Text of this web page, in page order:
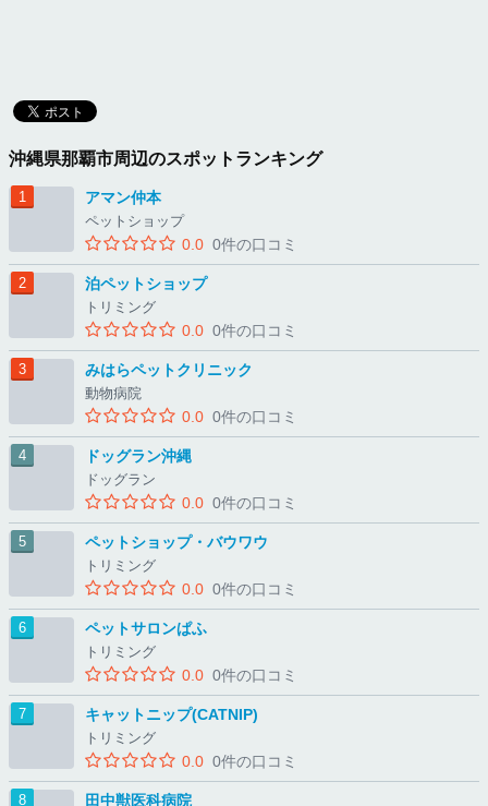
沖縄県那覇市周辺のスポットランキング
アマン仲本
ペットショップ
0.0 0件の口コミ
泊ペットショップ
トリミング
0.0 0件の口コミ
みはらペットクリニック
動物病院
0.0 0件の口コミ
ドッグラン沖縄
ドッグラン
0.0 0件の口コミ
ペットショップ・バウワウ
トリミング
0.0 0件の口コミ
ペットサロンぱふ
トリミング
0.0 0件の口コミ
キャットニップ(CATNIP)
トリミング
0.0 0件の口コミ
田中獣医科病院